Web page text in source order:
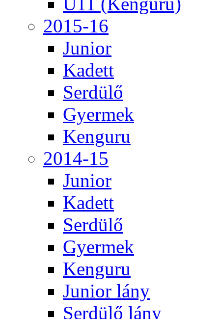
2015-16
Junior
Kadett
Serdülő
Gyermek
Kenguru
2014-15
Junior
Kadett
Serdülő
Gyermek
Kenguru
Junior lány
Serdülő lány